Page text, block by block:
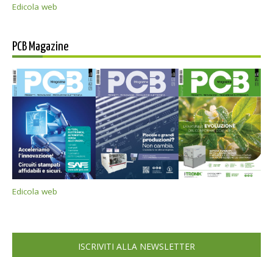
Edicola web
PCB Magazine
Edicola web
ISCRIVITI ALLA NEWSLETTER